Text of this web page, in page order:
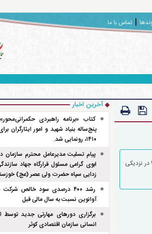
تماس با ما
به تازگی هیأتی متشکل از مدیرعامل و سایر مدیران ارشد شرکت سیمکات به منظور مقدمه چینی برای نوسازی ماشین آلات و تجهیزات کارخانجات سیمکات به شهر Wuxi در نزدیکی
آخرین اخبار
کتاب «برنامه راهبردی
پنج‌ساله بنیاد شهید و امور ایثارگران
۱۴۱۰، رونمایی شد.
پیام تسلیت مدیرعامل محترم
ابوی گرامی مسئول قرارگاه جهاد
زدایی سپاه حضرت ولی عصر (عج)
رشد ۴۰۰ درصدی سود خالص
آوانوین نسبت به سال مالی قبل
برگزاری دور‌های مهارتی جدید توسط
انسانی سازمان اقتصادی کوثر